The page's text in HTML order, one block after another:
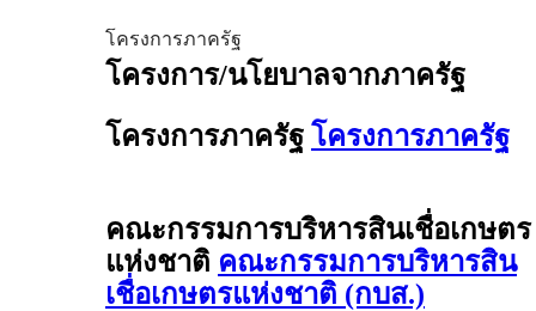
โครงการภาครัฐ
โครงการ/นโยบาลจากภาครัฐ
โครงการภาครัฐ โครงการภาครัฐ
คณะกรรมการบริหารสินเชื่อเกษตร
แห่งชาติ คณะกรรมการบริหารสิน
เชื่อเกษตรแห่งชาติ (กบส.)